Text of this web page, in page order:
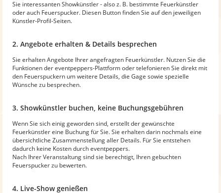
Sie interessanten Showkünstler - also z. B. bestimmte Feuerkünstler
oder auch Feuerspucker. Diesen Button finden Sie auf den jeweiligen
Künstler-Profil-Seiten.
2. Angebote erhalten & Details besprechen
Sie erhalten Angebote Ihrer angefragten Feuerkünstler. Nutzen Sie die
Funktionen der eventpeppers-Plattform oder telefonieren Sie direkt mit
den Feuerspuckern um weitere Details, die Gage sowie spezielle
Wünsche zu besprechen.
3. Showkünstler buchen, keine Buchungsgebühren
Wenn Sie sich einig geworden sind, erstellt der gewünschte
Feuerkünstler eine Buchung für Sie. Sie erhalten darin nochmals eine
übersichtliche Zusammenstellung aller Details. Für Sie entstehen
dadurch keine Kosten durch eventpeppers.
Nach Ihrer Veranstaltung sind sie berechtigt, Ihren gebuchten
Feuerspucker zu bewerten.
4. Live-Show genießen